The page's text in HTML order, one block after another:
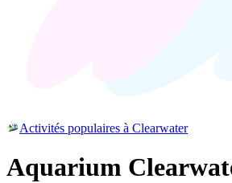
Activités populaires à Clearwater
Aquarium